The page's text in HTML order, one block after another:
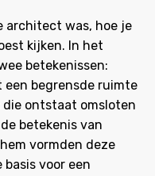
architect was, hoe je
kijken. In het
betekenissen:
een begrensde ruimte
die ontstaat omsloten
betekenis van
vormden deze
voor een